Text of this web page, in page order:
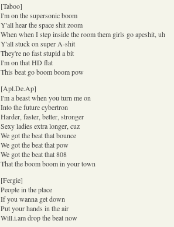
[Taboo]
I'm on the supersonic boom
Y'all hear the space shit zoom
When when I step inside the room them girls go apeshit, uh
Y'all stuck on super A-shit
They're no fast stupid a bit
I'm on that HD flat
This beat go boom boom pow
[Apl.De.Ap]
I'm a beast when you turn me on
Into the future cybertron
Harder, faster, better, stronger
Sexy ladies extra longer, cuz
We got the beat that bounce
We got the beat that pow
We got the beat that 808
That the boom boom in your town
[Fergie]
People in the place
If you wanna get down
Put your hands in the air
Will.i.am drop the beat now